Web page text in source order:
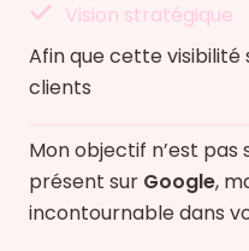
Vision stratégique
Afin que cette
clients
Mon objectif n’est
présent sur Google,
incontournable dans